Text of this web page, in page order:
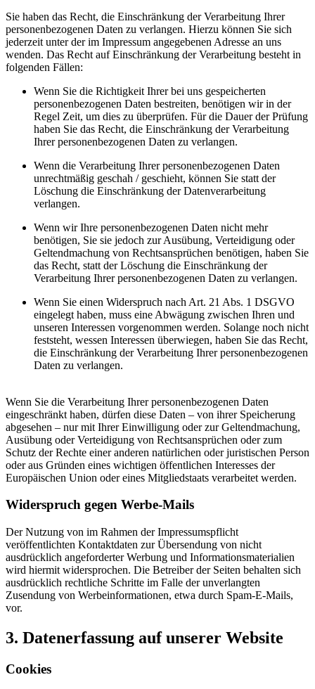
Sie haben das Recht, die Einschränkung der Verarbeitung Ihrer
personenbezogenen Daten zu verlangen. Hierzu können Sie sich
jederzeit unter der im Impressum angegebenen Adresse an uns
wenden. Das Recht auf Einschränkung der Verarbeitung besteht in
folgenden Fällen:
Wenn Sie die Richtigkeit Ihrer bei uns gespeicherten
personenbezogenen Daten bestreiten, benötigen wir in der
Regel Zeit, um dies zu überprüfen. Für die Dauer der Prüfung
haben Sie das Recht, die Einschränkung der Verarbeitung
Ihrer personenbezogenen Daten zu verlangen.
Wenn die Verarbeitung Ihrer personenbezogenen Daten
unrechtmäßig geschah / geschieht, können Sie statt der
Löschung die Einschränkung der Datenverarbeitung
verlangen.
Wenn wir Ihre personenbezogenen Daten nicht mehr
benötigen, Sie sie jedoch zur Ausübung, Verteidigung oder
Geltendmachung von Rechtsansprüchen benötigen, haben Sie
das Recht, statt der Löschung die Einschränkung der
Verarbeitung Ihrer personenbezogenen Daten zu verlangen.
Wenn Sie einen Widerspruch nach Art. 21 Abs. 1 DSGVO
eingelegt haben, muss eine Abwägung zwischen Ihren und
unseren Interessen vorgenommen werden. Solange noch nicht
feststeht, wessen Interessen überwiegen, haben Sie das Recht,
die Einschränkung der Verarbeitung Ihrer personenbezogenen
Daten zu verlangen.
Wenn Sie die Verarbeitung Ihrer personenbezogenen Daten
eingeschränkt haben, dürfen diese Daten – von ihrer Speicherung
abgesehen – nur mit Ihrer Einwilligung oder zur Geltendmachung,
Ausübung oder Verteidigung von Rechtsansprüchen oder zum
Schutz der Rechte einer anderen natürlichen oder juristischen Person
oder aus Gründen eines wichtigen öffentlichen Interesses der
Europäischen Union oder eines Mitgliedstaats verarbeitet werden.
Widerspruch gegen Werbe-Mails
Der Nutzung von im Rahmen der Impressumspflicht
veröffentlichten Kontaktdaten zur Übersendung von nicht
ausdrücklich angeforderter Werbung und Informationsmaterialien
wird hiermit widersprochen. Die Betreiber der Seiten behalten sich
ausdrücklich rechtliche Schritte im Falle der unverlangten
Zusendung von Werbeinformationen, etwa durch Spam-E-Mails,
vor.
3. Datenerfassung auf unserer Website
Cookies